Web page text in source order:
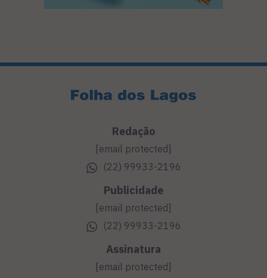
Redação
[email protected]
(22) 99933-2196
Publicidade
[email protected]
(22) 99933-2196
Assinatura
[email protected]